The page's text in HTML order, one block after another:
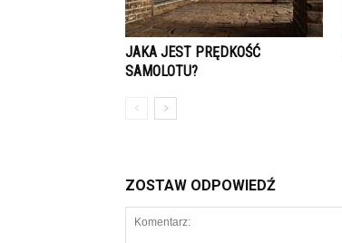
JAKA JEST PRĘDKOŚĆ
SAMOLOTU?
ZOSTAW ODPOWIEDŹ